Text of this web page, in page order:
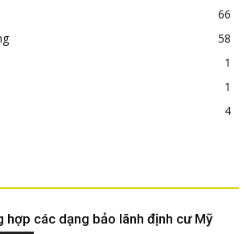
66
58
1
1
4
hợp các dạng bảo lãnh định cư Mỹ